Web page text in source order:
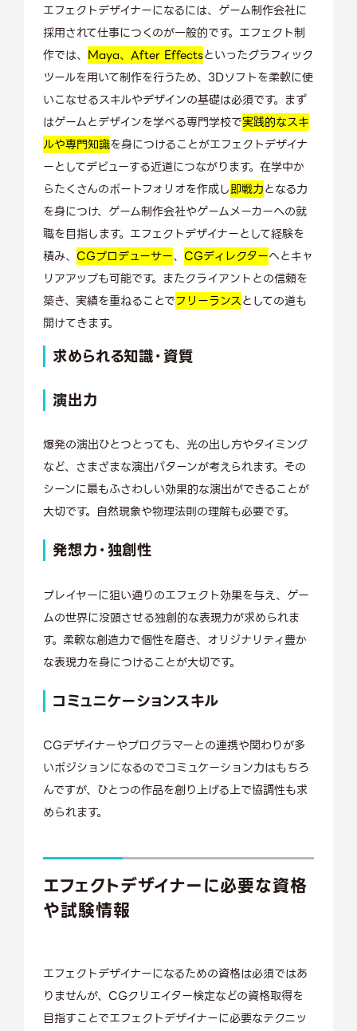
エフェクトデザイナーになるには、ゲーム制作会社に
採用されて仕事につくのが一般的です。エフェクト制
作では、 Maya、After Effectsといったグラフィック
ツールを用いて制作を行うため、3Dソフトを柔軟に使
いこなせるスキルやデザインの基礎は必須です。まず
はゲームとデザインを学べる専門学校で実践的なスキ
ルや専門知識を身につけることがエフェクトデザイナ
ーとしてデビューする近道につながります。在学中か
らたくさんのポートフォリオを作成し即戦力となる力
を身につけ、ゲーム制作会社やゲームメーカーへの就
職を目指します。エフェクトデザイナーとして経験を
積み、 CGプロデューサー、 CGディレクターへとキャ
リアアップも可能です。またクライアントとの信頼を
築き、実績を重ねることでフリーランスとしての道も
開けてきます。
求められる知識・資質
演出力
爆発の演出ひとつとっても、光の出し方やタイミング
など、さまざまな演出パターンが考えられます。その
シーンに最もふさわしい効果的な演出ができることが
大切です。自然現象や物理法則の理解も必要です。
発想力・独創性
プレイヤーに狙い通りのエフェクト効果を与え、ゲー
ムの世界に没頭させる独創的な表現力が求められま
す。柔軟な創造力で個性を磨き、オリジナリティ豊か
な表現力を身につけることが大切です。
コミュニケーションスキル
CGデザイナーやプログラマーとの連携や関わりが多
いポジションになるのでコミュケーション力はもちろ
んですが、ひとつの作品を創り上げる上で協調性も求
められます。
エフェクトデザイナーに必要な資格
や試験情報
エフェクトデザイナーになるための資格は必須ではあ
りませんが、CGクリエイター検定などの資格取得を
目指すことでエフェクトデザイナーに必要なテクニッ